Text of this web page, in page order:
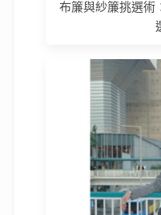
布簾與紗簾挑選術